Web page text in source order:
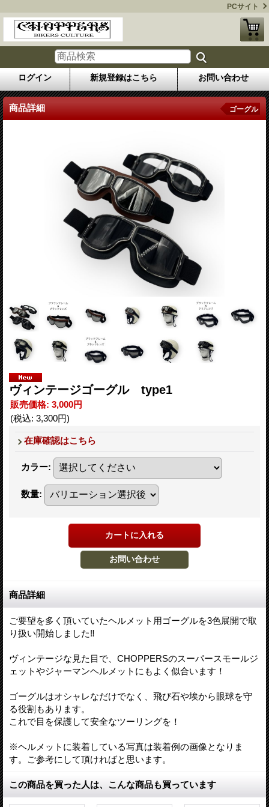
PCサイト
ログイン 新規登録はこちら お問い合わせ
商品詳細 ゴーグル
ヴィンテージゴーグル type1
販売価格: 3,000円
(税込: 3,300円)
在庫確認はこちら
カラー:
数量:
商品詳細
ご要望を多く頂いていたヘルメット用ゴーグルを3色展開で取
り扱い開始しました‼︎
ヴィンテージな見た目で、CHOPPERSのスーパースモールジ
ェットやジャーマンヘルメットにもよく似合います！
ゴーグルはオシャレなだけでなく、飛び石や埃から眼球を守
る役割もあります。
これで目を保護して安全なツーリングを！
※ヘルメットに装着している写真は装着例の画像となりま
す。ご参考にして頂ければと思います。
この商品を買った人は、こんな商品も買っています